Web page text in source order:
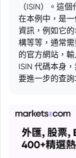
（ISIN）。這
在本例中，是
資訊，例如它
構等等，通常
的官方網站，
ISIN 代碼本身
要進一步的查